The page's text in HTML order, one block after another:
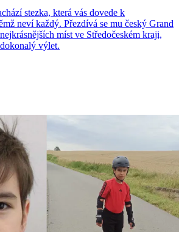
stezka, která vás dovede k
neví každý. Přezdívá se mu český Grand
míst ve Středočeském kraji,
výlet.